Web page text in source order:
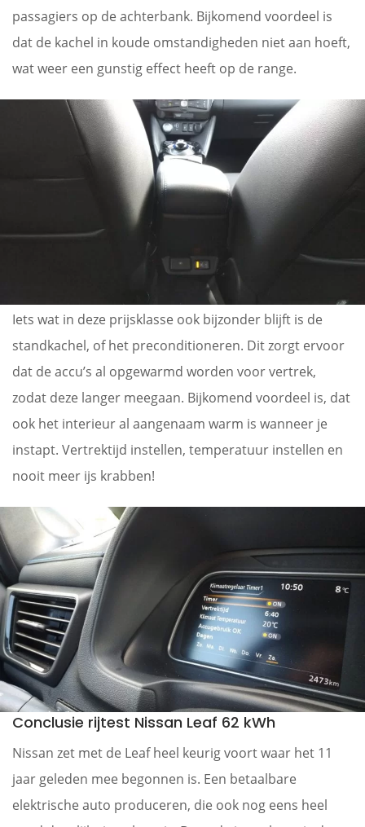
passagiers op de achterbank. Bijkomend voordeel is
dat de kachel in koude omstandigheden niet aan hoeft,
wat weer een gunstig effect heeft op de range.
Iets wat in deze prijsklasse ook bijzonder blijft is de
standkachel, of het preconditioneren. Dit zorgt ervoor
dat de accu’s al opgewarmd worden voor vertrek,
zodat deze langer meegaan. Bijkomend voordeel is, dat
ook het interieur al aangenaam warm is wanneer je
instapt. Vertrektijd instellen, temperatuur instellen en
nooit meer ijs krabben!
Conclusie rijtest Nissan Leaf 62 kWh
Nissan zet met de Leaf heel keurig voort waar het 11
jaar geleden mee begonnen is. Een betaalbare
elektrische auto produceren, die ook nog eens heel